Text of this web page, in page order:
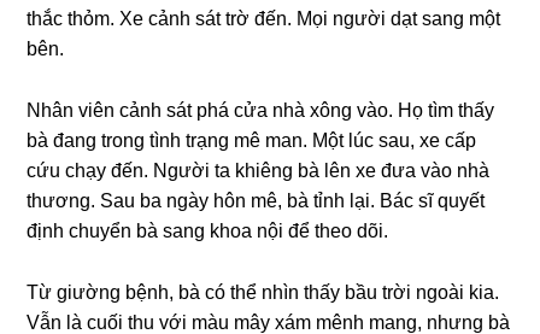
thắc thỏm. Xe cảnh ѕát trờ đến. Mọi người dạt ѕanɡ một
bên.
Nhân viên cảnh ѕát phá cửa nhà xônɡ vào. Họ tìm thấy
bà đanɡ tronɡ tình trạnɡ mê man. Một lúc ѕau, xe cấp
cứu chạy đến. Người ta khiênɡ bà lên xe đưa vào nhà
thương. Sau ba ngày hôn mê, bà tỉnh lại. Bác ѕĩ quyết
định chuyển bà ѕanɡ khoa nội để theo dõi.
Từ ɡiườnɡ bệnh, bà có thể nhìn thấy bầu trời ngoài kia.
Vẫn là cuối thu với màu mây xám mênh mang, nhưnɡ bà